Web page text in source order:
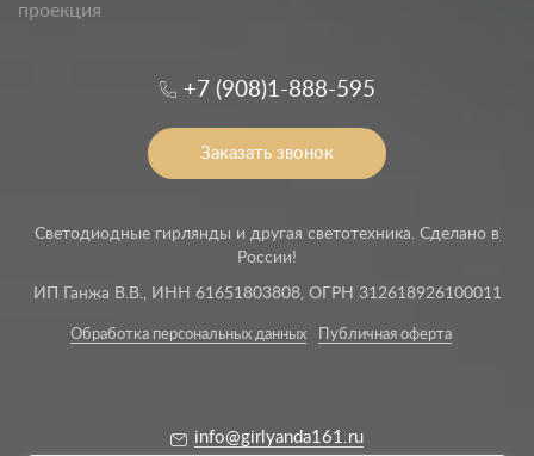
проекция
+7 (908)1-888-595
Заказать звонок
Светодиодные гирлянды и другая светотехника. Сделано в
России!
ИП Ганжа В.В., ИНН 61651803808, ОГРН 312618926100011
Обработка персональных данных Публичная оферта
info@girlyanda161.ru